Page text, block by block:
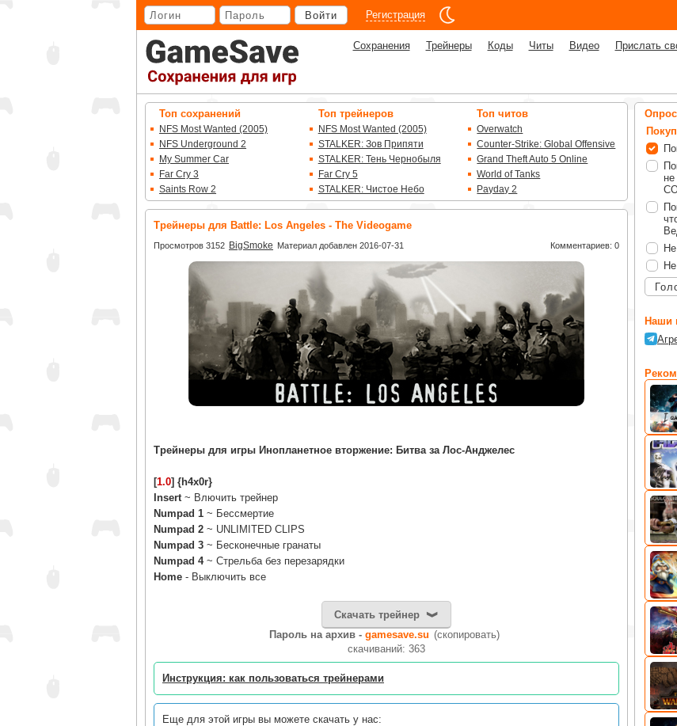
Войти Регистрация
Сохранения Трейнеры Коды Читы Видео Прислать
Топ сохранений
NFS Most Wanted (2005)
NFS Underground 2
My Summer Car
Far Cry 3
Saints Row 2
Топ трейнеров
NFS Most Wanted (2005)
STALKER: Зов Припяти
STALKER: Тень Чернобыля
Far Cry 5
STALKER: Чистое Небо
Топ читов
Overwatch
Counter-Strike: Global Offensive
Grand Theft Auto 5 Online
World of Tanks
Payday 2
Трейнеры для Battle: Los Angeles - The Videogame
Просмотров 3152 BigSmoke Материал добавлен 2016-07-31 Комментариев: 0
Трейнеры для игры Инопланетное вторжение: Битва за Лос-Анджелес
[1.0] {h4x0r}
Insert~ Влючить трейнер
Numpad 1 ~ Бессмертие
Numpad 2 ~ UNLIMITED CLIPS
Numpad 3 ~ Бесконечные гранаты
Numpad 4~ Стрельба без перезарядки
Home - Выключить все
Скачать трейнер
Пароль на архив - gamesave.su (скопировать)
cкачиваний: 363
Инструкция: как пользоваться трейнерами
Еще для этой игры вы можете скачать у нас:
Опрос
Наши